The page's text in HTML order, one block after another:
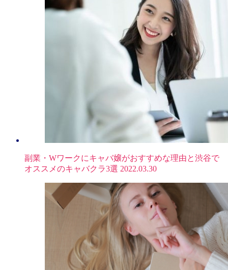
副業・Wワークにキャバ嬢がおすすめな理由と渋谷で
オススメのキャバクラ3選 2022.03.30